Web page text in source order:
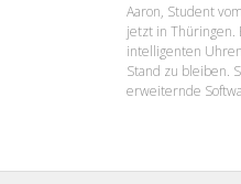
Aaron, Student
jetzt in Thüringen.
intelligenten
Stand zu bleiben.
erweiternde